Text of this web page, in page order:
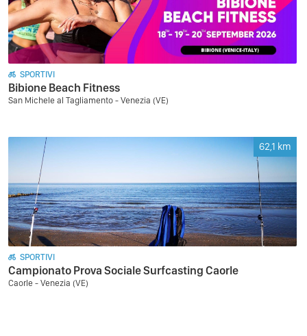
SPORTIVI
Bibione Beach Fitness
San Michele al Tagliamento - Venezia (VE)
62,1 km
SPORTIVI
Campionato Prova Sociale Surfcasting Caorle
Caorle - Venezia (VE)